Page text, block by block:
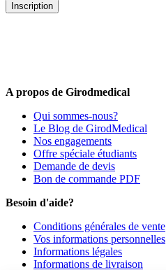
Inscription
A propos de Girodmedical
Qui sommes-nous?
Le Blog de GirodMedical
Nos engagements
Offre spéciale étudiants
Demande de devis
Bon de commande PDF
Besoin d'aide?
Conditions générales de vente
Vos informations personnelles
Informations légales
Informations de livraison